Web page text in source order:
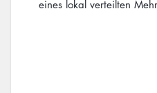
eines lokal verteilten